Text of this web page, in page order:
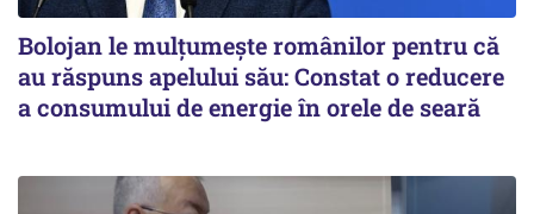
Bolojan le mulțumește românilor pentru că
au răspuns apelului său: Constat o reducere
a consumului de energie în orele de seară